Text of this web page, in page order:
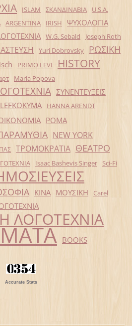
ISLAM ΣΚΑΝΔΙΝΑΒΙΑ
U.S.A.
ARGENTINA IRISH ΨΥΧΟΛΟΓΙΑ
W.G. Sebald Joseph Roth
Yuri Dobrovsky
ΡΩΣΙΚΗ
PRIMO LEVI HISTORY
Maria Popova
ΣΥΝΕΝΤΕΥΞΕΙΣ
LEFKOKYMA HANNA ARENDT
ΡΟΜΑ
NEW YORK
ΤΡΟΜΟΚΡΑΤΙΑ ΘΕΑΤΡΟ
Isaac Bashevis Singer Sci-Fi
ΚΙΝΑ ΜΟΥΣΙΚΗ
Carel
ΛΟΓΟΤΕΧΝΙΑ
BOOKS
Accurate Stats